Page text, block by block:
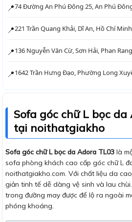
📍74 Đường An Phú Đông 25, An Phú
📍221 Trần Quang Khải, Dĩ An, Hồ Chí Minh
📍136 Nguyễn Văn Cừ, Sơn Hải, Phan
📍1642 Trần Hưng Đạo, Phường Long
Sofa góc chữ L bọc da
tại noithatgiakho
Sofa góc chữ L bọc da Adora TL03 là
sofa phòng khách cao cấp góc chữ L
noithatgiakho.com. Với chất liệu da
giản tinh tế dễ dàng vệ sinh và lau
trong đường may được để lộ ra ngoài
phóng khoáng.